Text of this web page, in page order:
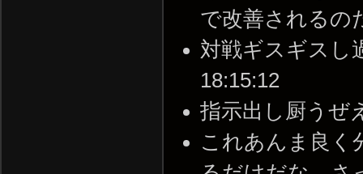
で改善されるの
対戦ギスギスし
18:15:12
指示出し厨うぜ
これあんま良く